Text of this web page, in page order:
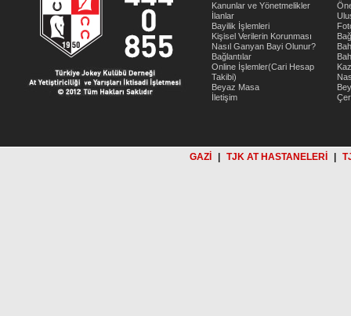
Kanunlar ve Yönetmelikler
İlanlar
Bayilik İşlemleri
Kişisel Verilerin Korunması
Nasıl Ganyan Bayi Olunur?
Bağlantılar
Online İşlemler(Cari Hesap
Takibi)
Beyaz Masa
İletişim
GAZİ TJK AT HASTANELERİ